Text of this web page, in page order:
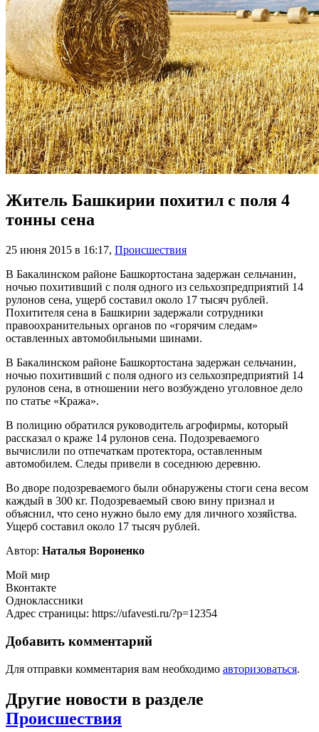
Житель Башкирии похитил с поля 4
тонны сена
25 июня 2015 в 16:17, Происшествия
В Бакалинском районе Башкортостана задержан сельчанин,
ночью похитивший с поля одного из сельхозпредприятий 14
рулонов сена, ущерб составил около 17 тысяч рублей.
Похитителя сена в Башкирии задержали сотрудники
правоохранительных органов по «горячим следам»
оставленных автомобильными шинами.
В Бакалинском районе Башкортостана задержан сельчанин,
ночью похитивший с поля одного из сельхозпредприятий 14
рулонов сена, в отношении него возбуждено уголовное дело
по статье «Кража».
В полицию обратился руководитель агрофирмы, который
рассказал о краже 14 рулонов сена. Подозреваемого
вычислили по отпечаткам протектора, оставленным
автомобилем. Следы привели в соседнюю деревню.
Во дворе подозреваемого были обнаружены стоги сена весом
каждый в 300 кг. Подозреваемый свою вину признал и
объяснил, что сено нужно было ему для личного хозяйства.
Ущерб составил около 17 тысяч рублей.
Автор: Наталья Вороненко
Мой мир
Вконтакте
Одноклассники
Адрес страницы: https://ufavesti.ru/?p=12354
Добавить комментарий
Для отправки комментария вам необходимо авторизоваться.
Другие новости в разделе
Происшествия